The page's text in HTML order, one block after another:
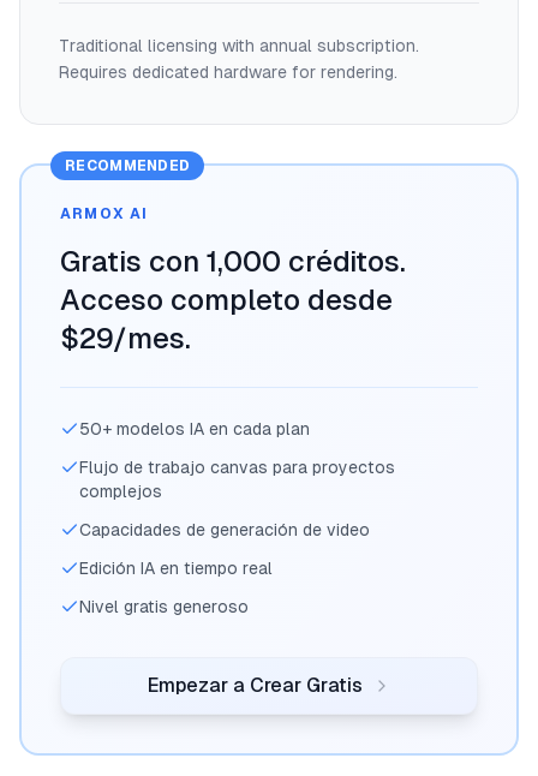
Traditional licensing with annual subscription.
Requires dedicated hardware for rendering.
RECOMMENDED
ARMOX AI
Gratis con 1,000 créditos.
Acceso completo desde
$29/mes.
50+ modelos IA en cada plan
Flujo de trabajo canvas para proyectos
complejos
Capacidades de generación de video
Edición IA en tiempo real
Nivel gratis generoso
Empezar a Crear Gratis